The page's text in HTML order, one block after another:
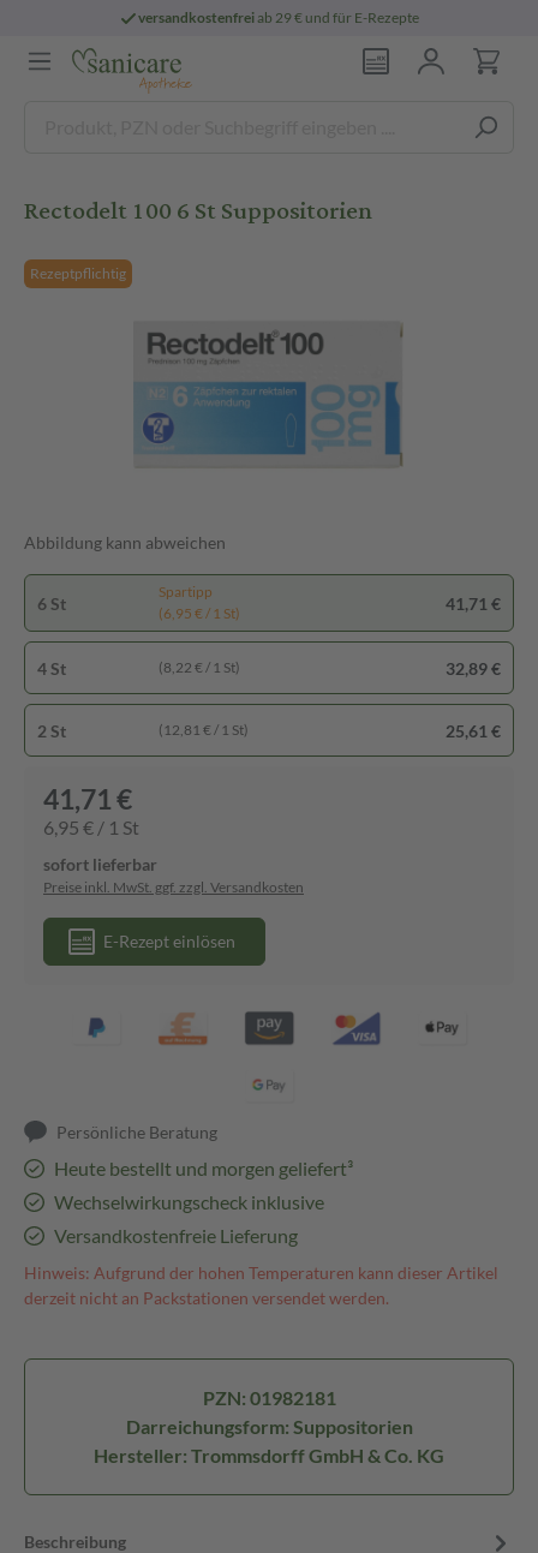
versandkostenfreiab 29 € und für E-Rezepte
Rectodelt 100 6 St Suppositorien
Rezeptpflichtig
Abbildung kann abweichen
6 St
Spartipp
(6,95 € / 1 St)
41,71 €
4 St (8,22 € / 1 St) 32,89 €
2 St (12,81 € / 1 St) 25,61 €
41,71 €
6,95 € / 1 St
sofort lieferbar
Preise inkl. MwSt. ggf. zzgl. Versandkosten
E-Rezept einlösen
Persönliche Beratung
Heute bestellt und morgen geliefert³
Wechselwirkungscheck inklusive
Versandkostenfreie Lieferung
Hinweis: Aufgrund der hohen Temperaturen kann dieser Artikel
derzeit nicht an Packstationen versendet werden.
PZN: 01982181
Darreichungsform: Suppositorien
Hersteller: Trommsdorff GmbH & Co. KG
Beschreibung